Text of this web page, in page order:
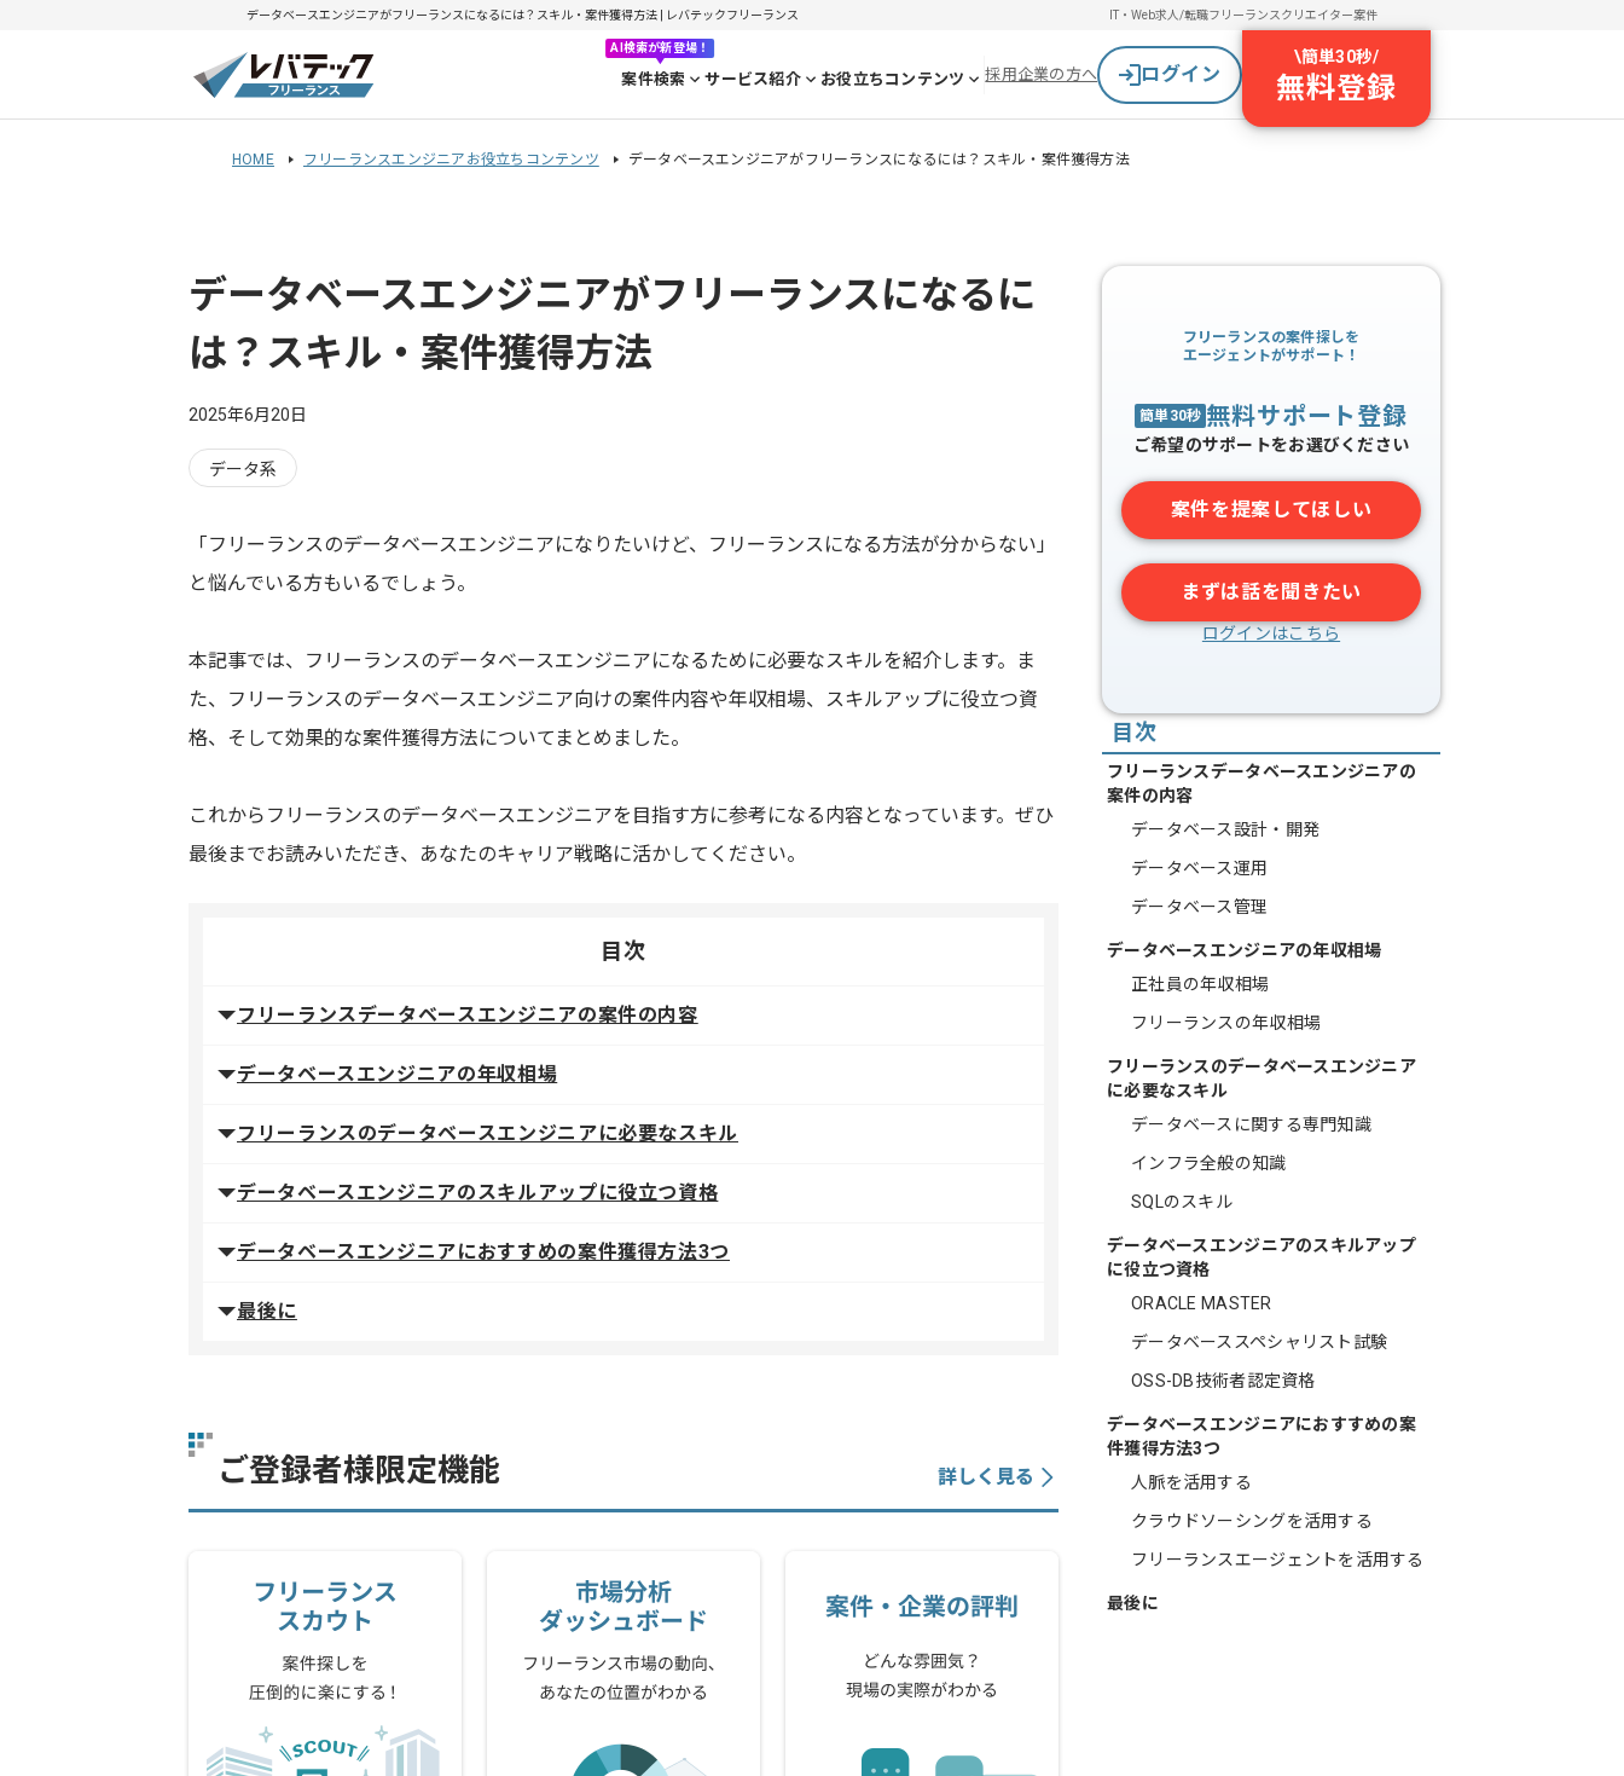
データベースエンジニアがフリーランスになるには？スキル・案件獲得方法 | レバテックフリーランス IT・Web求人/転職フリーランスクリエイター案件
AI検索が新登場！
案件検索 サービス紹介 お役立ちコンテンツ 採用企業の方へ ログイン
\簡単30秒/
無料登録
HOME フリーランスエンジニアお役立ちコンテンツ データベースエンジニアがフリーランスになるには？スキル・案件獲得方法
データベースエンジニアがフリーランスになるに
は？スキル・案件獲得方法
2025年6月20日
データ系
「フリーランスのデータベースエンジニアになりたいけど、フリーランスになる方法が分からない」
と悩んでいる方もいるでしょう。
本記事では、フリーランスのデータベースエンジニアになるために必要なスキルを紹介します。ま
た、フリーランスのデータベースエンジニア向けの案件内容や年収相場、スキルアップに役立つ資
格、そして効果的な案件獲得方法についてまとめました。
これからフリーランスのデータベースエンジニアを目指す方に参考になる内容となっています。ぜひ
最後までお読みいただき、あなたのキャリア戦略に活かしてください。
目次
フリーランスデータベースエンジニアの案件の内容
データベースエンジニアの年収相場
フリーランスのデータベースエンジニアに必要なスキル
データベースエンジニアのスキルアップに役立つ資格
データベースエンジニアにおすすめの案件獲得方法3つ
最後に
ご登録者様限定機能 詳しく見る
フリーランスの案件探しを
エージェントがサポート！
簡単30秒 無料サポート登録
ご希望のサポートをお選びください
案件を提案してほしい
まずは話を聞きたい
ログインはこちら
目次
フリーランスデータベースエンジニアの
案件の内容
データベース設計・開発
データベース運用
データベース管理
データベースエンジニアの年収相場
正社員の年収相場
フリーランスの年収相場
フリーランスのデータベースエンジニア
に必要なスキル
データベースに関する専門知識
インフラ全般の知識
SQLのスキル
データベースエンジニアのスキルアップ
に役立つ資格
ORACLE MASTER
データベーススペシャリスト試験
OSS-DB技術者認定資格
データベースエンジニアにおすすめの案
件獲得方法3つ
人脈を活用する
クラウドソーシングを活用する
フリーランスエージェントを活用する
最後に